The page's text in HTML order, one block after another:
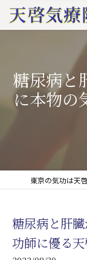
糖尿病と
に本物の
糖尿病と肝
功師に優る